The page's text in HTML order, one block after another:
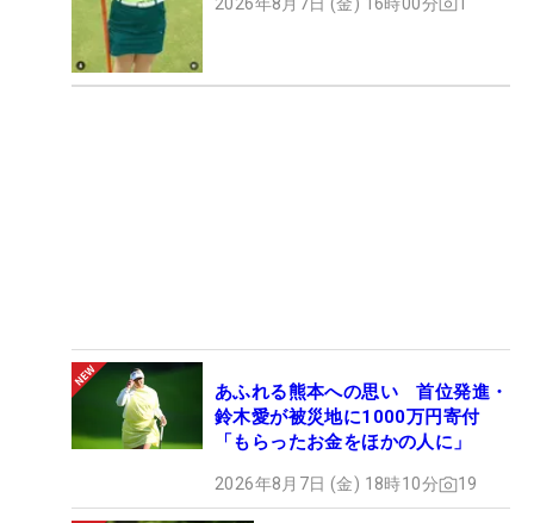
あふれる熊本への思い 首位発進・
鈴木愛が被災地に1000万円寄付
「もらったお金をほかの人に」
2026年8月7日 (金) 18時10分 19